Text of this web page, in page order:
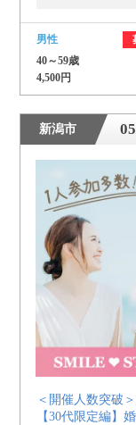
男性
40～59歳
4,500円
新潟市
＜開催人数突破
【30代限定編】